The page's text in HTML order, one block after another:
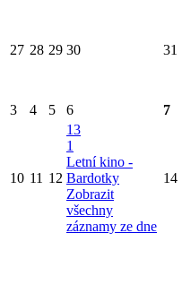
27 28 29 30 31
3
4 5 6 7
10 11 12
13
1
Letní kino -
Bardotky
Zobrazit
všechny
záznamy ze dne
14